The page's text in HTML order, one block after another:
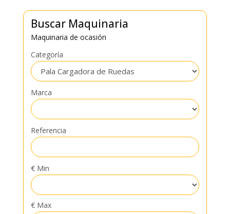
Buscar Maquinaria
Maquinaria de ocasión
Categoría
Marca
Referencia
€ Min
€ Max